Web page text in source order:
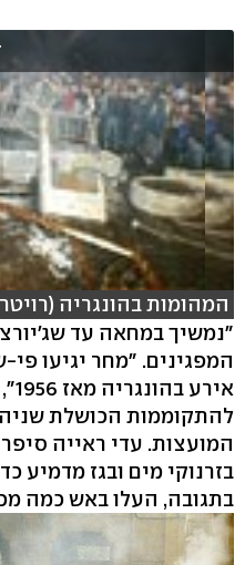
המהומות בהונגריה
"נמשיך במחאה עד
המפגינים. "מחר יגיעו
להתקוממות הכושלת
המועצות. עדי ראייה
בזרנוקי מים ובגז מדמיע
בתגובה, העלו באש כמה